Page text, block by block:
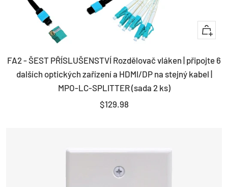
+
to
cart
FA2 - ŠEST PŘÍSLUŠENSTVÍ Rozdělovač vláken | připojte 6
dalších optických zařízení a HDMI/DP na stejný kabel |
MPO-LC-SPLITTER (sada 2 ks)
Sale
$129.98